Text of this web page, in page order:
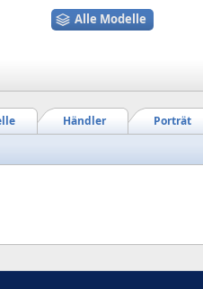
Alle Modelle
Porträt
Händler